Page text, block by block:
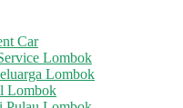
Car
Lombok
Lombok
Lombok